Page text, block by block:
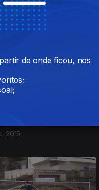
2015
2015
de onde ficou, nos